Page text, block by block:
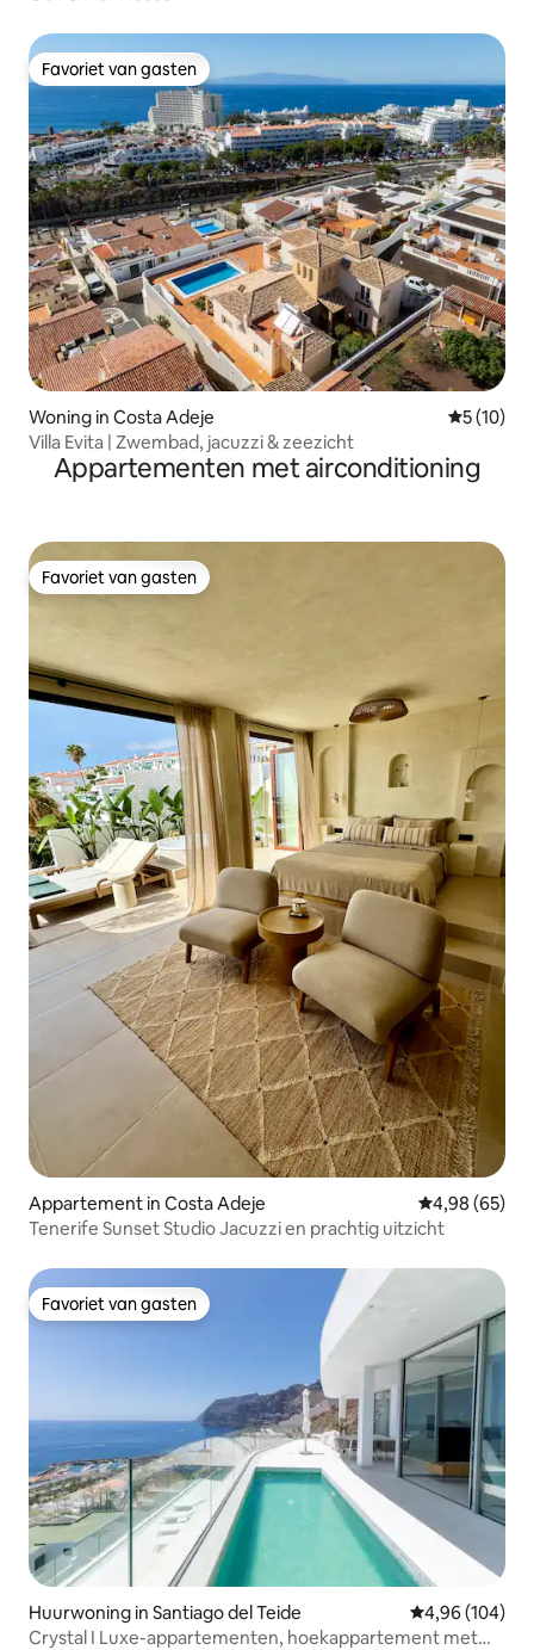
Favoriet van gasten
Favoriet van gasten
Woning in Costa Adeje
5 (10)
Villa Evita | Zwembad, jacuzzi & zeezicht
Appartementen met airconditioning
Favoriet van gasten
Favoriet van gasten
Appartement in Costa Adeje Gemiddelde
4,98 (65)
Tenerife Sunset Studio Jacuzzi en prachtig uitzicht
Favoriet van gasten
Favoriet van gasten
Huurwoning in Santiago del Teide Gemiddelde
4,96 (104)
Crystal I Luxe-appartementen, hoekappartement met